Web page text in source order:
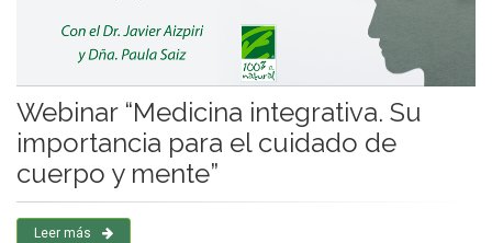
Webinar “Medicina integrativa. Su
importancia para el cuidado de
cuerpo y mente”
Leer más